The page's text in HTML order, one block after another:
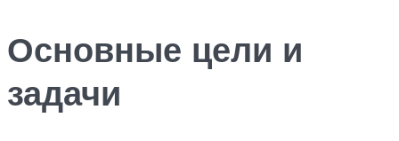
Основные цели и
задачи